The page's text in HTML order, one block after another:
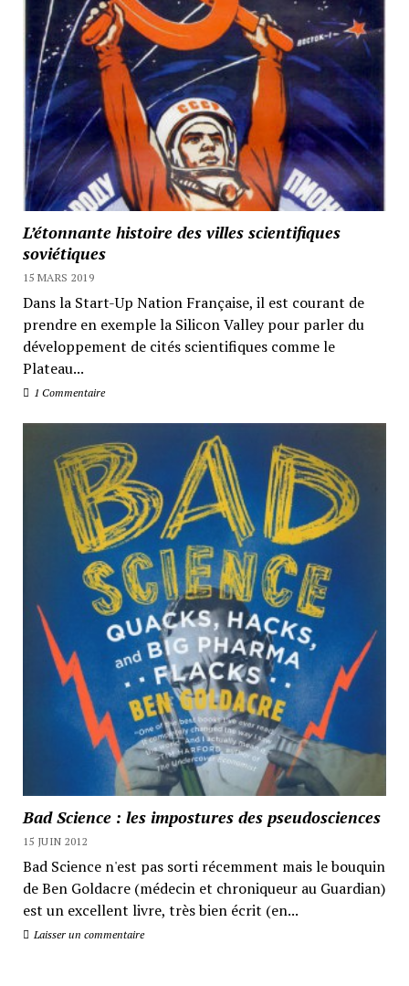
L’étonnante histoire des villes scientifiques
soviétiques
15 MARS 2019
Dans la Start-Up Nation Française, il est courant de
prendre en exemple la Silicon Valley pour parler du
développement de cités scientifiques comme le
Plateau...
1 Commentaire
Bad Science : les impostures des pseudosciences
15 JUIN 2012
Bad Science n'est pas sorti récemment mais le bouquin
de Ben Goldacre (médecin et chroniqueur au Guardian)
est un excellent livre, très bien écrit (en...
Laisser un commentaire